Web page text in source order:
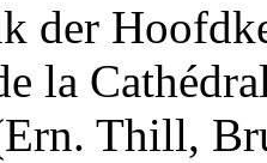
der
la
Thill,